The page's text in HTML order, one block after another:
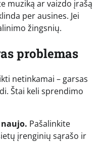
muziką ar vaizdo įrašą
per ausines. Jei
žingsnių.
problemas
netinkamai – garsas
Štai keli sprendimo
Pašalinkite
įrenginių sąrašo ir